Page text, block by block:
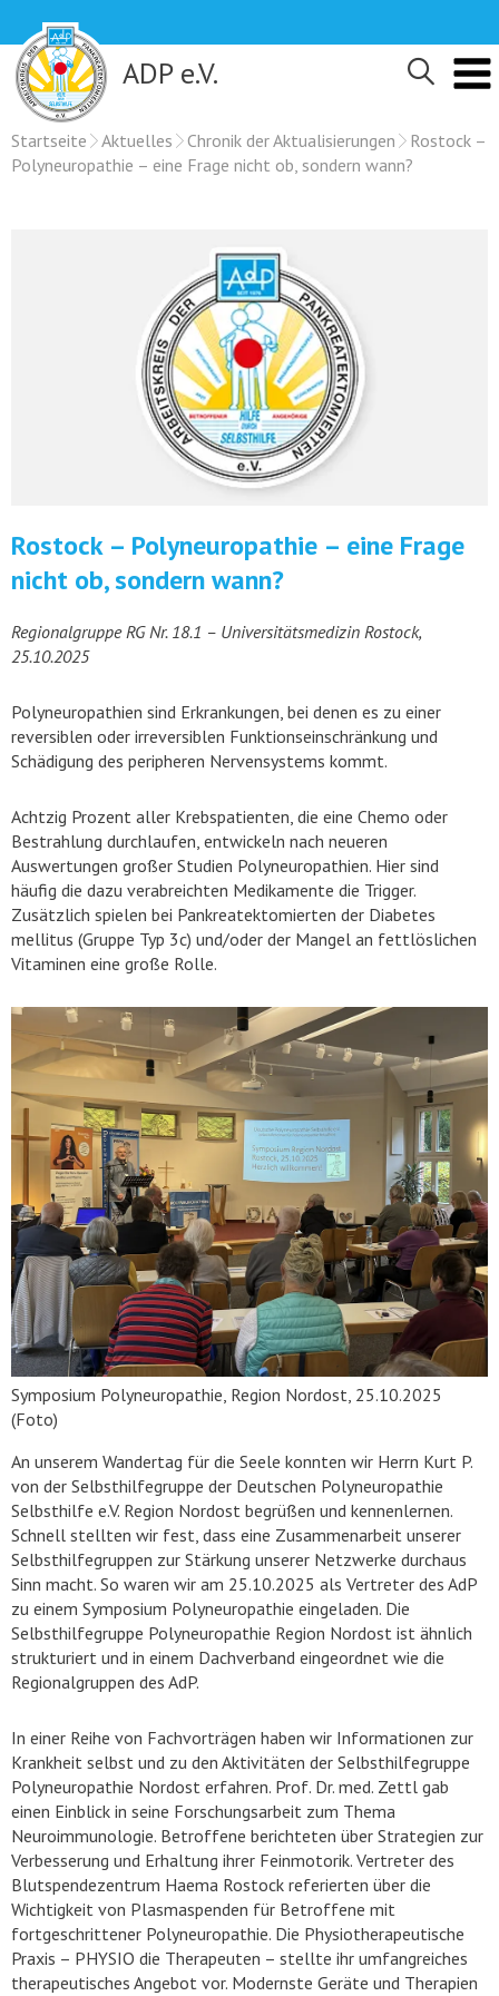
content
ADP e.V.
Startseite Aktuelles Chronik der Aktualisierungen
Rostock –
Polyneuropathie – eine Frage nicht ob, sondern wann?
Rostock – Polyneuropathie – eine Frage
nicht ob, sondern wann?
Regionalgruppe RG Nr. 18.1 – Universitätsmedizin Rostock,
25.10.2025
Polyneuropathien sind Erkrankungen, bei denen es zu einer
reversiblen oder irreversiblen Funktionseinschränkung und
Schädigung des peripheren Nervensystems kommt.
Achtzig Prozent aller Krebspatienten, die eine Chemo oder
Bestrahlung durchlaufen, entwickeln nach neueren
Auswertungen großer Studien Polyneuropathien. Hier sind
häufig die dazu verabreichten Medikamente die Trigger.
Zusätzlich spielen bei Pankreatektomierten der Diabetes
mellitus (Gruppe Typ 3c) und/oder der Mangel an fettlöslichen
Vitaminen eine große Rolle.
Symposium Polyneuropathie, Region Nordost, 25.10.2025
(Foto)
An unserem Wandertag für die Seele konnten wir Herrn Kurt P.
von der Selbsthilfegruppe der Deutschen Polyneuropathie
Selbsthilfe e.V. Region Nordost begrüßen und kennenlernen.
Schnell stellten wir fest, dass eine Zusammenarbeit unserer
Selbsthilfegruppen zur Stärkung unserer Netzwerke durchaus
Sinn macht. So waren wir am 25.10.2025 als Vertreter des AdP
zu einem Symposium Polyneuropathie eingeladen. Die
Selbsthilfegruppe Polyneuropathie Region Nordost ist ähnlich
strukturiert und in einem Dachverband eingeordnet wie die
Regionalgruppen des AdP.
In einer Reihe von Fachvorträgen haben wir Informationen zur
Krankheit selbst und zu den Aktivitäten der Selbsthilfegruppe
Polyneuropathie Nordost erfahren. Prof. Dr. med. Zettl gab
einen Einblick in seine Forschungsarbeit zum Thema
Neuroimmunologie. Betroffene berichteten über Strategien zur
Verbesserung und Erhaltung ihrer Feinmotorik. Vertreter des
Blutspendezentrum Haema Rostock referierten über die
Wichtigkeit von Plasmaspenden für Betroffene mit
fortgeschrittener Polyneuropathie. Die Physiotherapeutische
Praxis – PHYSIO die Therapeuten – stellte ihr umfangreiches
therapeutisches Angebot vor. Modernste Geräte und Therapien